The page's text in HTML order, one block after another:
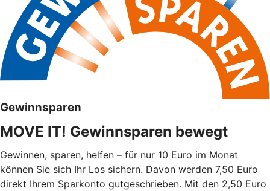
Gewinnsparen
MOVE IT! Gewinnsparen bewegt
Gewinnen, sparen, helfen – für nur 10 Euro im Monat
können Sie sich Ihr Los sichern. Davon werden 7,50 Euro
direkt Ihrem Sparkonto gutgeschrieben. Mit den 2,50 Euro